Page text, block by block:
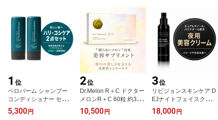
1 位
ペロバーム シャンプー
コンディショナー セット
スカルプケア 頭皮ケア
ハリ コシ 男女兼用 Pelo
5,300 円
2位
Dr.Melon R＋C ドクター
メロンR＋C 60粒 約30日
分 メロングリソディン配
合 サプリメント 美容サ
10,500 円
3位
リビジョンスキンケア D
EJナイトフェイスクリー
ム 48g ナイトクリーム
レチノール ハリ ツヤ エ
18,000 円